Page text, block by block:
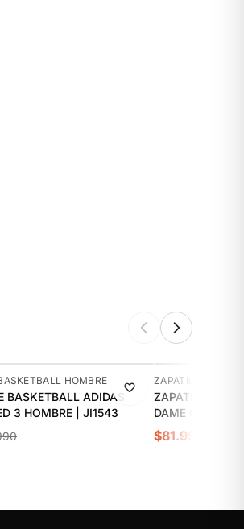
HOMBRE
BASKETBALL ADIDAS
3 HOMBRE | JI1543
-4%
ZAPATILLAS DE
ZAPATILLAS DE
DAME
$81.990